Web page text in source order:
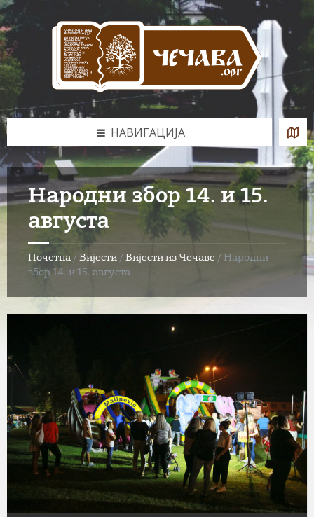
Skip
to
content
Skip
to
left
sidebar
Skip
to
footer
НАВИГАЦИЈА
Народни збор 14. и 15.
августа
Почетна / Вијести / Вијести из Чечаве / Народни
збор 14. и 15. августа